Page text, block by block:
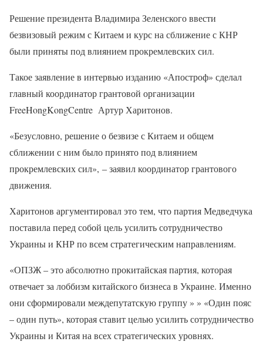
Решение президента Владимира Зеленского ввести
безвизовый режим с Китаем и курс на сближение с КНР
были приняты под влиянием прокремлевских сил.
Такое заявление в интервью изданию «Апостроф» сделал
главный координатор грантовой организации
FreeHongKongCentre Артур Харитонов.
«Безусловно, решение о безвизе с Китаем и общем
сближении с ним было принято под влиянием
прокремлевских сил», ‒ заявил координатор грантового
движения.
Харитонов аргументировал это тем, что партия Медведчука
поставила перед собой цель усилить сотрудничество
Украины и КНР по всем стратегическим направлениям.
«ОПЗЖ – это абсолютно прокитайская партия, которая
отвечает за лоббизм китайского бизнеса в Украине. Именно
они сформировали междепутатскую группу » » «Один пояс
– один путь», которая ставит целью усилить сотрудничество
Украины и Китая на всех стратегических уровнях.